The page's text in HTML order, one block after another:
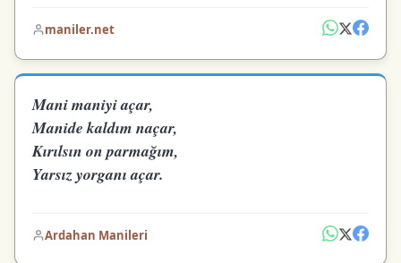
maniler.net
Mani maniyi açar,
Manide kaldım naçar,
Kırılsın on parmağım,
Yarsız yorganı açar.
Ardahan Manileri